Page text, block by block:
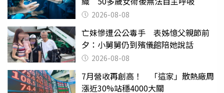
2026-08-08
亡妹慘遭公公毒手 表姊憶父親節前
夕：小舅舅仍到殯儀館陪她說話
2026-08-08
7月營收再創高！ 「這家」散熱廠周
漲近30%站穩4000大關